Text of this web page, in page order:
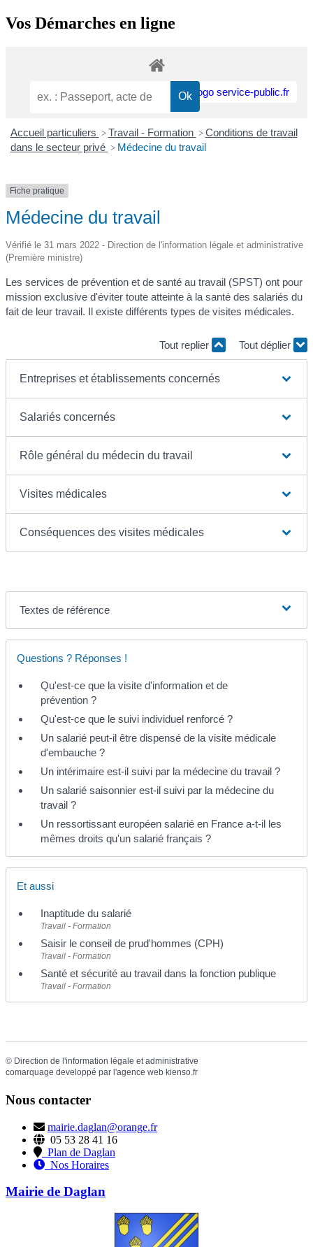
Vos Démarches en ligne
Accueil particuliers > Travail - Formation > Conditions de travail
dans le secteur privé > Médecine du travail
Fiche pratique
Médecine du travail
Vérifié le 31 mars 2022 - Direction de l'information légale et administrative
(Première ministre)
Les services de prévention et de santé au travail (SPST) ont pour
mission exclusive d'éviter toute atteinte à la santé des salariés du
fait de leur travail. Il existe différents types de visites médicales.
Tout replier Tout déplier
Entreprises et établissements concernés
Salariés concernés
Rôle général du médecin du travail
Visites médicales
Conséquences des visites médicales
Textes de référence
Questions ? Réponses !
Qu'est-ce que la visite d'information et de
prévention ?
Qu'est-ce que le suivi individuel renforcé ?
Un salarié peut-il être dispensé de la visite médicale
d'embauche ?
Un intérimaire est-il suivi par la médecine du travail ?
Un salarié saisonnier est-il suivi par la médecine du
travail ?
Un ressortissant européen salarié en France a-t-il les
mêmes droits qu'un salarié français ?
Et aussi
Inaptitude du salarié
Travail - Formation
Saisir le conseil de prud'hommes (CPH)
Travail - Formation
Santé et sécurité au travail dans la fonction publique
Travail - Formation
© Direction de l'information légale et administrative
comarquage developpé par l'agence web kienso.fr
Nous contacter
mairie.daglan@orange.fr
05 53 28 41 16
Plan de Daglan
Nos Horaires
Mairie de Daglan